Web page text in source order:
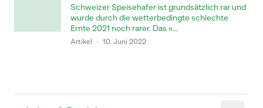
Schweizer Speisehafer ist grundsätzlich rar und
wurde durch die wetterbedingte schlechte
Ernte 2021 noch rarer. Das «...
Artikel · 10. Juni 2022